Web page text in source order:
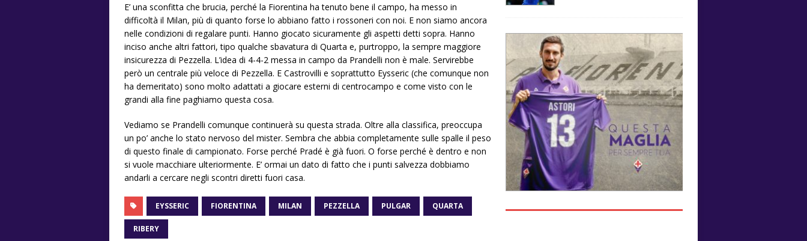
E’ una sconfitta che brucia, perché la Fiorentina ha tenuto bene il campo, ha messo in
difficoltà il Milan, più di quanto forse lo abbiano fatto i rossoneri con noi. E non siamo ancora
nelle condizioni di regalare punti. Hanno giocato sicuramente gli aspetti detti sopra. Hanno
inciso anche altri fattori, tipo qualche sbavatura di Quarta e, purtroppo, la sempre maggiore
insicurezza di Pezzella. L’idea di 4-4-2 messa in campo da Prandelli non è male. Servirebbe
però un centrale più veloce di Pezzella. E Castrovilli e soprattutto Eysseric (che comunque non
ha demeritato) sono molto adattati a giocare esterni di centrocampo e come visto con le
grandi alla fine paghiamo questa cosa.
Vediamo se Prandelli comunque continuerà su questa strada. Oltre alla classifica, preoccupa
un po’ anche lo stato nervoso del mister. Sembra che abbia completamente sulle spalle il peso
di questo finale di campionato. Forse perché Pradé è già fuori. O forse perché è dentro e non
si vuole macchiare ulteriormente. E’ ormai un dato di fatto che i punti salvezza dobbiamo
andarli a cercare negli scontri diretti fuori casa.
EYSSERIC FIORENTINA MILAN PEZZELLA PULGAR QUARTA
RIBERY